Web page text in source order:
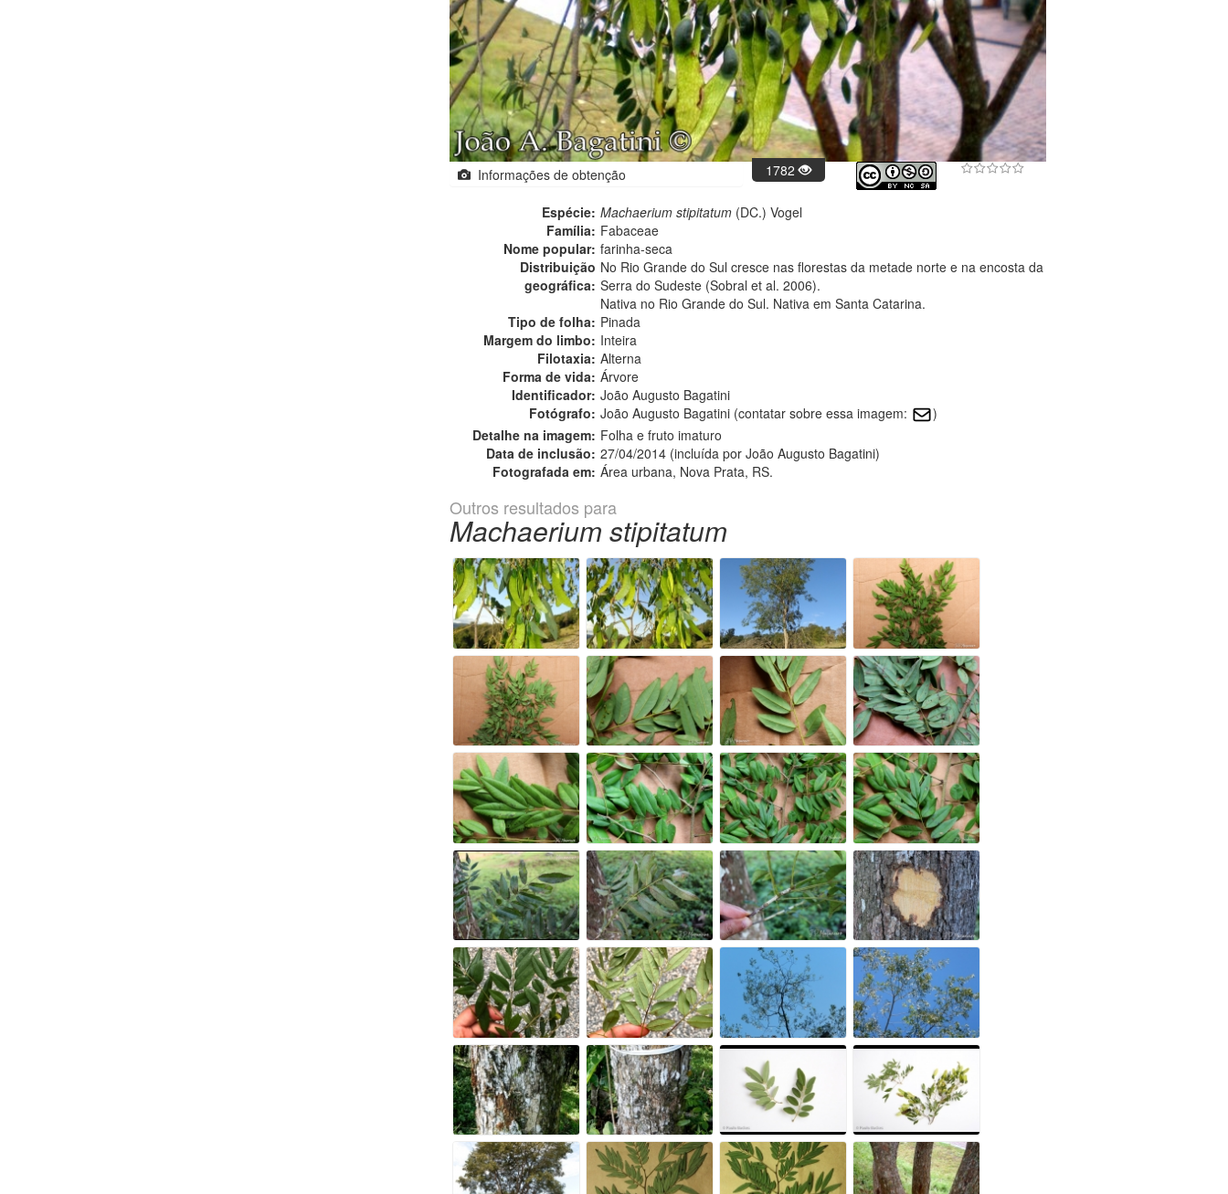
Informações de obtenção 1782
Espécie: Machaerium stipitatum (DC.) Vogel
Família: Fabaceae
Nome popular: farinha-seca
Distribuição
geográfica:
No Rio Grande do Sul cresce nas florestas da metade norte e na encosta da
Serra do Sudeste (Sobral et al. 2006).
Nativa no Rio Grande do Sul. Nativa em Santa Catarina.
Tipo de folha: Pinada
Margem do limbo: Inteira
Filotaxia: Alterna
Forma de vida: Árvore
Identificador: João Augusto Bagatini
Fotógrafo: João Augusto Bagatini (contatar sobre essa imagem:
)
Detalhe na imagem: Folha e fruto imaturo
Data de inclusão: 27/04/2014 (incluída por João Augusto Bagatini)
Fotografada em: Área urbana, Nova Prata, RS.
Outros resultados para
Machaerium stipitatum